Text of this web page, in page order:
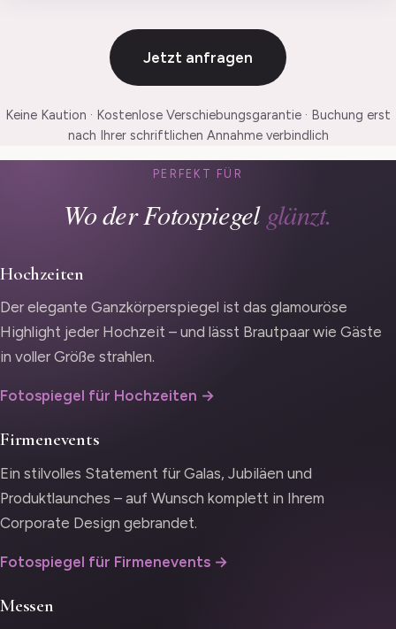
Jetzt anfragen
Keine Kaution · Kostenlose Verschiebungsgarantie · Buchung erst
nach Ihrer schriftlichen Annahme verbindlich
PERFEKT FÜR
Wo der Fotospiegel glänzt.
Hochzeiten
Der elegante Ganzkörperspiegel ist das glamouröse
Highlight jeder Hochzeit – und lässt Brautpaar wie Gäste
in voller Größe strahlen.
Fotospiegel für Hochzeiten →
Firmenevents
Ein stilvolles Statement für Galas, Jubiläen und
Produktlaunches – auf Wunsch komplett in Ihrem
Corporate Design gebrandet.
Fotospiegel für Firmenevents →
Messen